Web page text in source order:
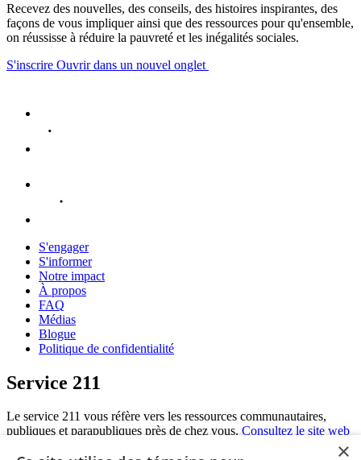
Recevez des nouvelles, des conseils, des histoires inspirantes, des
façons de vous impliquer ainsi que des ressources pour qu'ensemble,
on réussisse à réduire la pauvreté et les inégalités sociales.
S'inscrire Ouvrir dans un nouvel onglet
S'engager
S'informer
Notre impact
À propos
FAQ
Médias
Blogue
Politique de confidentialité
Service 211
Le service 211 vous réfère vers les ressources communautaires,
publiques et parapubliques près de chez vous.Consultez le site web
×